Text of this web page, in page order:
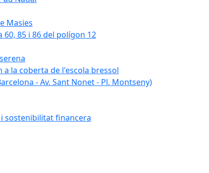
Masies
85 i 86 del polígon 12
la coberta de l'escola bressol
- Av. Sant Nonet - Pl. Montseny)
sostenibilitat financera